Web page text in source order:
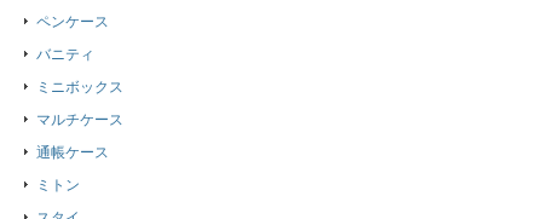
ペンケース
バニティ
ミニボックス
マルチケース
通帳ケース
ミトン